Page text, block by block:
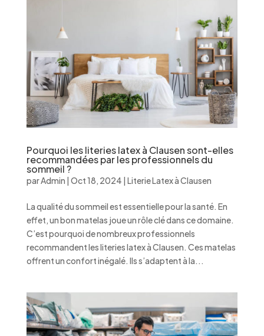
Pourquoi les literies latex à Clausen sont-elles
recommandées par les professionnels du
sommeil ?
parAdmin | Oct 18, 2024 | Literie Latex à Clausen
La qualité du sommeil est essentielle pour la santé. En
effet, un bon matelas joue un rôle clé dans ce domaine.
C’est pourquoi de nombreux professionnels
recommandent les literies latex à Clausen. Ces matelas
offrent un confort inégalé. Ils s’adaptent à la...